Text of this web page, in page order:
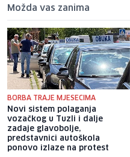
Možda vas zanima
BORBA TRAJE MJESECIMA
Novi sistem polaganja
vozačkog u Tuzli i dalje
zadaje glavobolje,
predstavnici autoškola
ponovo izlaze na protest